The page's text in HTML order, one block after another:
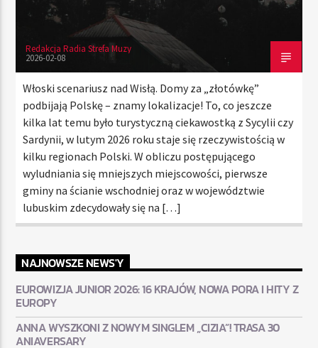
Radio Strefa Muzy
Redakcja Radia Strefa Muzy
2026-02-08
Włoski scenariusz nad Wisłą. Domy za „złotówkę”
podbijają Polskę – znamy lokalizacje! To, co jeszcze
kilka lat temu było turystyczną ciekawostką z Sycylii czy
Sardynii, w lutym 2026 roku staje się rzeczywistością w
kilku regionach Polski. W obliczu postępującego
wyludniania się mniejszych miejscowości, pierwsze
gminy na ścianie wschodniej oraz w województwie
lubuskim zdecydowały się na […]
NAJNOWSZE NEWS'Y
EUROWIZJA JUNIOR 2026: 16 KRAJÓW, NOWA PORA I HITY Z
EUROPY
ANNA WYSZKONI Z NOWYM SINGLEM „CIZIA”! TRASA 30
ANIAVERSARY